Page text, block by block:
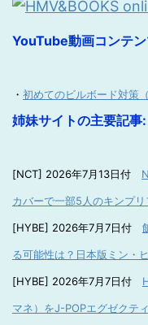
YouTube動画コンテ
・ 初めてのビルボード対策
姉妹サイトの主要記事:
[NCT] 2026年7月13日付
カバーで一部5人のキンプ
[HYBE] 2026年7月7日付
る可能性は？日本版ミン・
[HYBE] 2026年7月7日付
マネ）をJ-POPエグゼクテ